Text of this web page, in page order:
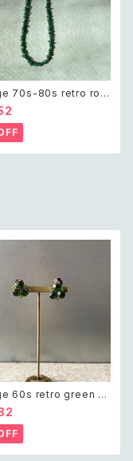
70s-80s retro rou
green aventurine ne
トロ ヴィンテージ ア
ー 天然石 ラフカット グ
ベンチュリン ネックレ
60s retro green bi
レトロ ヴィンテー
サリー グリーン ビジュ
ング